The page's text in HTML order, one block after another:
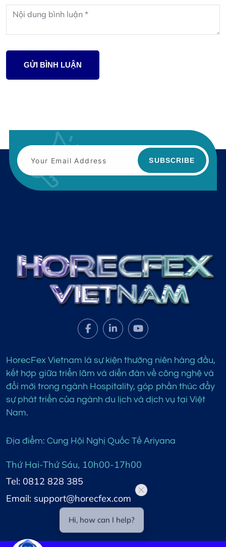
GỬI BÌNH LUẬN
SUBSCRIBE
HorecFex Vietnam là sự kiện thường niên hàng đầu,
kết hợp giữa triển lãm và diễn đàn về công nghệ và
đổi mới trong ngành Hospitality, góp phần thúc đẩy
sự phát triển của ngành du lịch và dịch vụ tại Việt
Nam.
Địa điểm: Cung Hội Nghị Quốc Tế Ariyana
Thứ Hai-Thứ Sáu, 10h00-17h00
Tel: 0812 828 385
Email: support@horecfex.com
Hi, how can I help?